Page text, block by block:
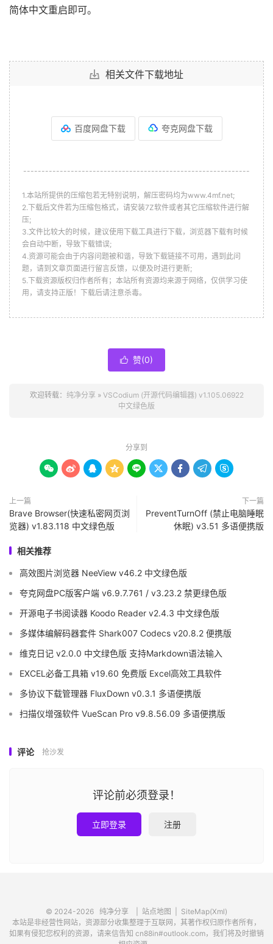
简体中文重启即可。
相关文件下载地址
百度网盘下载 夸克网盘下载
--------------------------------------------------------------
1.本站所提供的压缩包若无特别说明，解压密码均为www.4mf.net;
2.下载后文件若为压缩包格式，请安装7Z软件或者其它压缩软件进行解
压;
3.文件比较大的时候，建议使用下载工具进行下载，浏览器下载有时候
会自动中断，导致下载错误;
4.资源可能会由于内容问题被和谐，导致下载链接不可用，遇到此问
题，请到文章页面进行留言反馈，以便及时进行更新;
5.下载资源版权归作者所有；本站所有资源均来源于网络，仅供学习使
用，请支持正版！下载后请注意杀毒。
 赞(0)
欢迎转载： 纯净分享 » VSCodium (开源代码编辑器) v1.105.06922
中文绿色版
分享到
        
上一篇
Brave Browser(快速私密网页浏
览器) v1.83.118 中文绿色版
下一篇
PreventTurnOff (禁止电脑睡眠
休眠) v3.51 多语便携版
相关推荐
高效图片浏览器 NeeView v46.2 中文绿色版
夸克网盘PC版客户端 v6.9.7.761 / v3.23.2 禁更绿色版
开源电子书阅读器 Koodo Reader v2.4.3 中文绿色版
多媒体编解码器套件 Shark007 Codecs v20.8.2 便携版
维克日记 v2.0.0 中文绿色版 支持Markdown语法输入
EXCEL必备工具箱 v19.60 免费版 Excel高效工具软件
多协议下载管理器 FluxDown v0.3.1 多语便携版
扫描仪增强软件 VueScan Pro v9.8.56.09 多语便携版
评论 抢沙发
评论前必须登录！
立即登录 注册
© 2024-2026 纯净分享 站点地图
SiteMap(Xml)
本站是非经营性网站，资源部分收集整理于互联网，其著作权归原作者所有，
如果有侵犯您权利的资源，请来信告知 cn88in#outlook.com，我们将及时撤销